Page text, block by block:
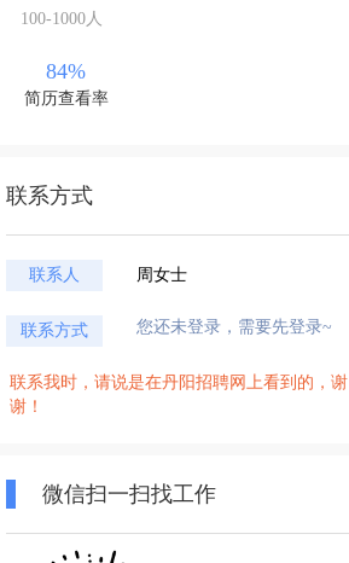
100-1000人
84%
简历查看率
联系方式
联系人 周女士
联系方式 您还未登录，需要先登录~
联系我时，请说是在丹阳招聘网上看到的，谢
谢！
微信扫一扫找工作